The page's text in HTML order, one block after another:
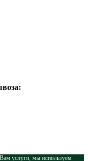
услуги, мы используем